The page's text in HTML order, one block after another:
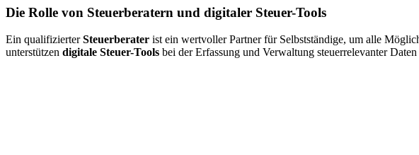
Die Rolle von Steuerberatern und digitaler Steuer-Tools
Ein qualifizierterSteuerberater ist ein wertvoller Partner für Selbstständige, um alle
unterstützen digitale Steuer-Tools bei der Erfassung und Verwaltung steuerrelevanter